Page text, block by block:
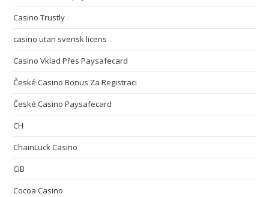
Casino Trustly
casino utan svensk licens
Casino Vklad Přes Paysafecard
České Casino Bonus Za Registraci
České Casino Paysafecard
CH
ChainLuck Casino
CIB
Cocoa Casino